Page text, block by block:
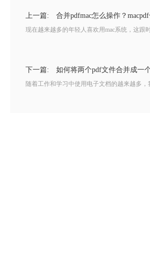
上一篇: 合并pdfmac怎么操作？
现在越来越多的年轻人喜欢用mac系统，这跟
下一篇: 如何将两个pdf文件合并成一
随着工作和学习中使用电子文档的越来越多